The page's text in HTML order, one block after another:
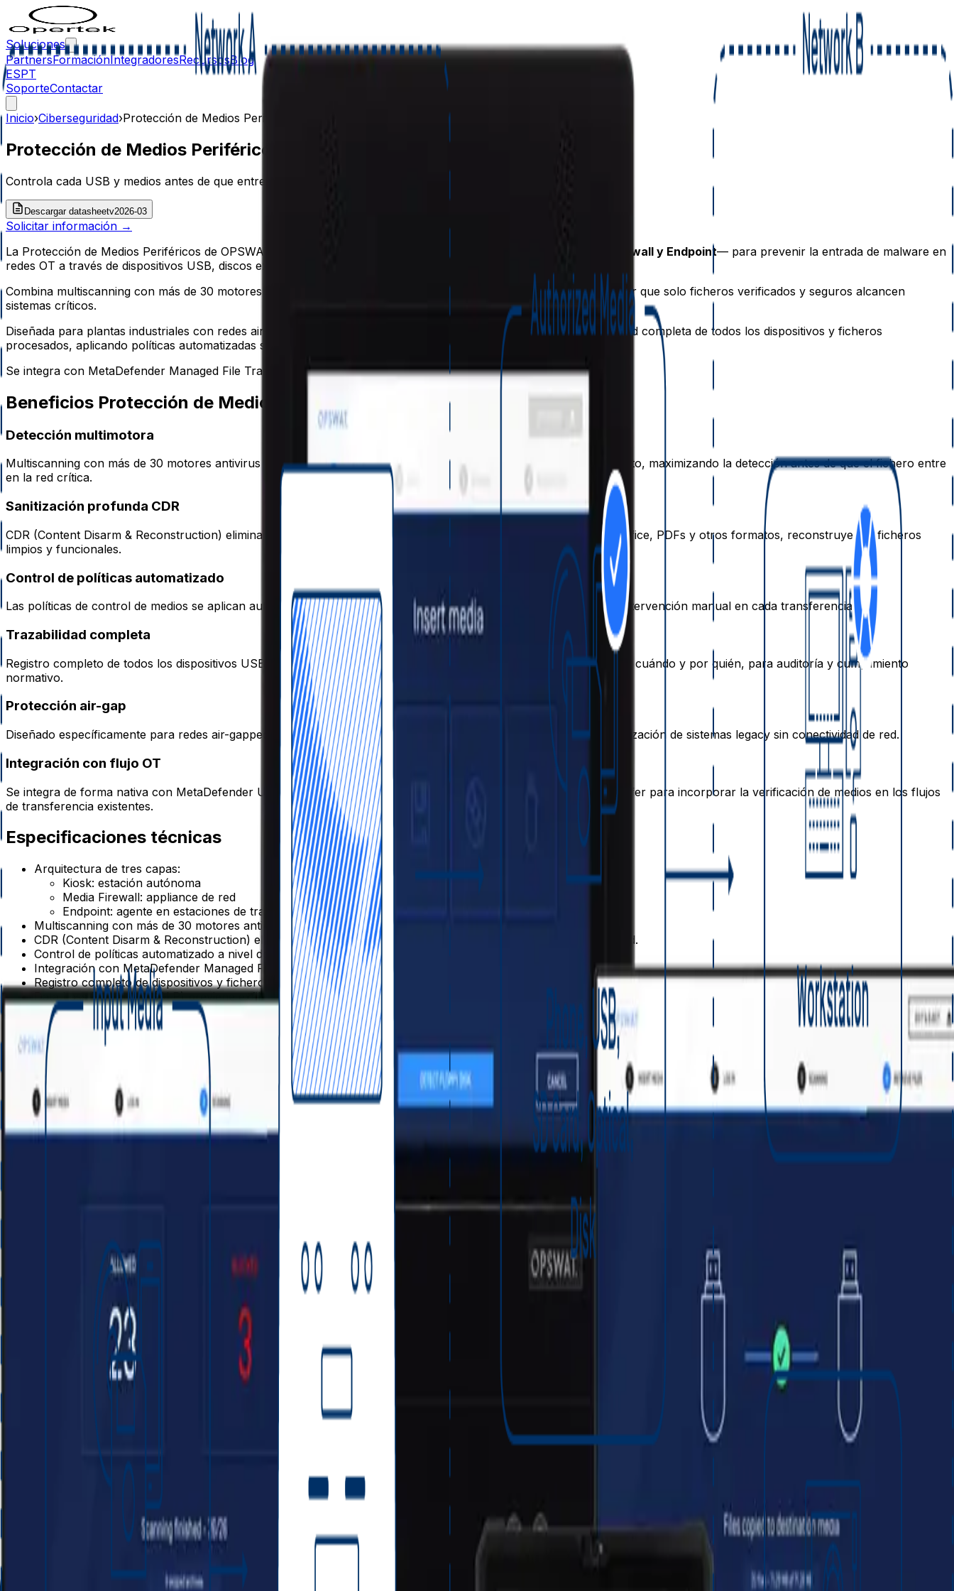
Soluciones
PartnersFormaciónIntegradoresRecursosBlog
ESPT
SoporteContactar
Inicio›Ciberseguridad›Protección de Medios Periféricos
Protección de Medios Periféricos
Controla cada USB y medios antes de que entren en tu red crítica
Descargar datasheetv2026-03
Solicitar información →
La Protección de Medios Periféricos de OPSWAT integra tres capas de defensa —
MetaDefender Kiosk, Media Firewall y Endpoint— para prevenir la entrada de malware en
redes OT a través de dispositivos USB, discos externos y medios extraíbles.
Combina multiscanning con más de 30 motores antivirus y CDR (sanitización profunda de contenido) para garantizar que solo ficheros verificados y seguros alcancen
sistemas críticos.
Diseñada para plantas industriales con redes air-gapped o parcialmente aisladas, la solución proporciona trazabilidad completa de todos los dispositivos y ficheros
procesados, aplicando políticas automatizadas sin interrumpir flujos de trabajo operativos.
Se integra con MetaDefender Managed File Transfer y Unidirectional Security Gateway para protección end-to-end.
Beneficios Protección de Medios Periféricos
Detección multimotora
Multiscanning con más de 30 motores antivirus detecta amenazas conocidas que un solo motor podría pasar por alto, maximizando la detección antes de que el fichero entre
en la red crítica.
Sanitización profunda CDR
CDR (Content Disarm & Reconstruction) elimina el contenido potencialmente malicioso embebido en documentos Office, PDFs y otros formatos, reconstruyendo ficheros
limpios y funcionales.
Control de políticas automatizado
Las políticas de control de medios se aplican automáticamente según el dispositivo, usuario y destino, sin requerir intervención manual en cada transferencia.
Trazabilidad completa
Registro completo de todos los dispositivos USB y medios conectados, incluyendo qué ficheros fueron transferidos, cuándo y por quién, para auditoría y cumplimiento
normativo.
Protección air-gap
Diseñado específicamente para redes air-gapped e industrias donde los medios físicos son el único vector de actualización de sistemas legacy sin conectividad de red.
Integración con flujo OT
Se integra de forma nativa con MetaDefender Unidirectional Security Gateway y MetaDefender Managed File Transfer para incorporar la verificación de medios en los flujos
de transferencia existentes.
Especificaciones técnicas
Arquitectura de tres capas:
Kiosk: estación autónoma
Media Firewall: appliance de red
Endpoint: agente en estaciones de trabajo
Multiscanning con más de 30 motores antivirus para detección de amenazas conocidas.
CDR (Content Disarm & Reconstruction) elimina contenido malicioso de documentos preservando funcionalidad.
Control de políticas automatizado a nivel de dispositivo, fichero y endpoint
Integración con MetaDefender Managed File Transfer y Unidirectional Security Gateway.
Registro completo de dispositivos y ficheros para auditoría y cumplimiento (NERC CIP, IEC 62443, ISO 27001).
Data Loss Prevention (DLP) previene exfiltración de datos sensibles en medios removibles.
Evaluación de vulnerabilidades en ficheros y aplicaciones transferidas.
FAQs Protección de Medios Periféricos
¿Qué es MetaDefender Kiosk y cómo funciona?